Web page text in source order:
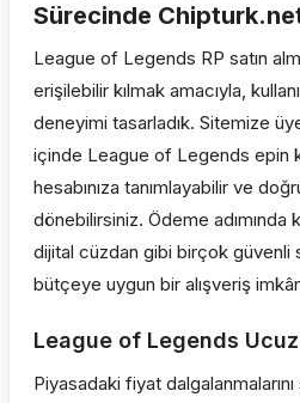
Sürecinde Chipturk.net
League of Legends RP satın
erişilebilir kılmak amacıyla,
deneyimi tasarladık. Sitemize
içinde League of Legends epin
hesabınıza tanımlayabilir ve
dönebilirsiniz. Ödeme adımında
dijital cüzdan gibi birçok güvenli
bütçeye uygun bir alışveriş
League of Legends
Piyasadaki fiyat